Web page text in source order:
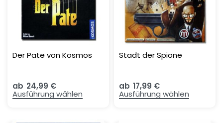
Der Pate von Kosmos
ab 24,99 €
Ausführung wählen
Stadt der Spione
ab 17,99 €
Ausführung wählen